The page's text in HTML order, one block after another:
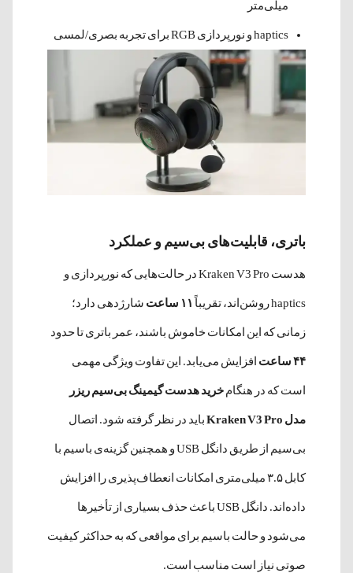
میلی‌متر
haptics و نورپردازی RGB برای تجربه بصری/لمسی
باتری، قابلیت‌های بی‌سیم و عملکرد
هدست Kraken V3 Pro در حالت‌هایی که نورپردازی و
haptics روشن‌اند، تقریباً ۱۱ ساعت شارژدهی دارد؛
زمانی که این امکانات خاموش باشند، عمر باتری تا حدود
۴۴ ساعت افزایش می‌یابد. این تفاوت ویژگی مهمی
است که در هنگامخرید هدست گیمینگ بی‌سیم ریزر
مدل Kraken V3 Pro باید در نظر گرفته شود. اتصال
بی‌سیم از طریق دانگل USB و همچنین گزینه‌ی باسیم با
کابل ۳.۵ میلی‌متری امکانات انعطاف‌پذیری را افزایش
داده‌اند. دانگل USB باعث حذف بسیاری از تأخیرها
می‌شود و حالت باسیم برای مواقعی که به حداکثر کیفیت
صوتی نیاز است مناسب است.